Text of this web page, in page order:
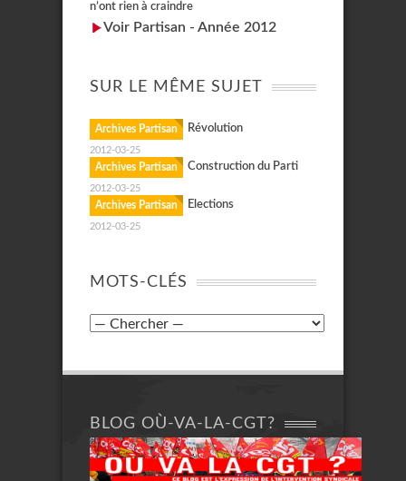
n’ont rien à craindre
Voir Partisan - Année 2012
SUR LE MÊME SUJET
Archives Partisan Révolution
2012-03-25
Archives Partisan Construction du Parti
2012-03-25
Archives Partisan Elections
2012-03-25
MOTS-CLÉS
BLOG OÙ-VA-LA-CGT?